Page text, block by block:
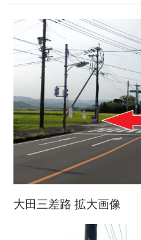
大田三差路 拡大画像